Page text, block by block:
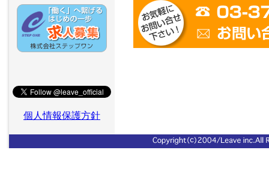
個人情報保護方針